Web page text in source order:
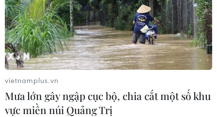
vietnamplus.vn
Mưa lớn gây ngập cục bộ, chia cắt một số khu
vực miền núi Quảng Trị